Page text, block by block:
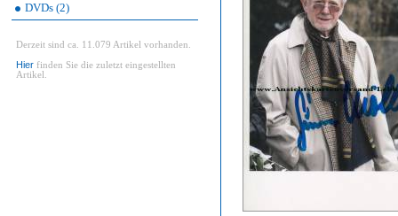
DVDs (2)
Derzeit sind ca. 11.079 Artikel vorhanden.
Hier finden Sie die zuletzt eingestellten
Artikel.